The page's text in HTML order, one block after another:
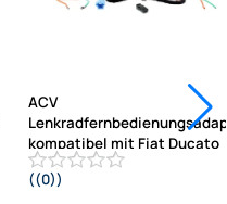
ACV
kompatibel mit Fiat Ducato
2021-2023 Fahrzeuge ohne
((0))